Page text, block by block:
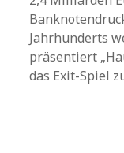
Jahrhunderts
präsentiert
das Exit-Spiel